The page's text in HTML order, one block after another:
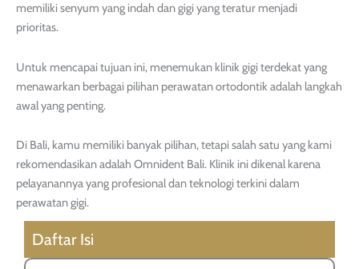
memiliki senyum yang indah dan gigi yang teratur menjadi
prioritas.
Untuk mencapai tujuan ini, menemukan klinik gigi terdekat yang
menawarkan berbagai pilihan perawatan ortodontik adalah langkah
awal yang penting.
Di Bali, kamu memiliki banyak pilihan, tetapi salah satu yang kami
rekomendasikan adalah Omnident Bali. Klinik ini dikenal karena
pelayanannya yang profesional dan teknologi terkini dalam
perawatan gigi.
Daftar Isi